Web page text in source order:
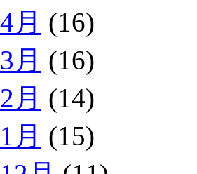
月 (16)
月 (16)
月 (14)
月 (15)